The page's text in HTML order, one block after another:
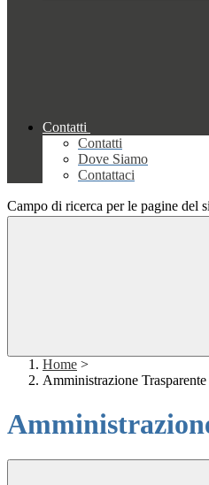
Contatti
Contatti
Dove Siamo
Contattaci
Campo di ricerca per le pagine del
Home >
Amministrazione Trasparente